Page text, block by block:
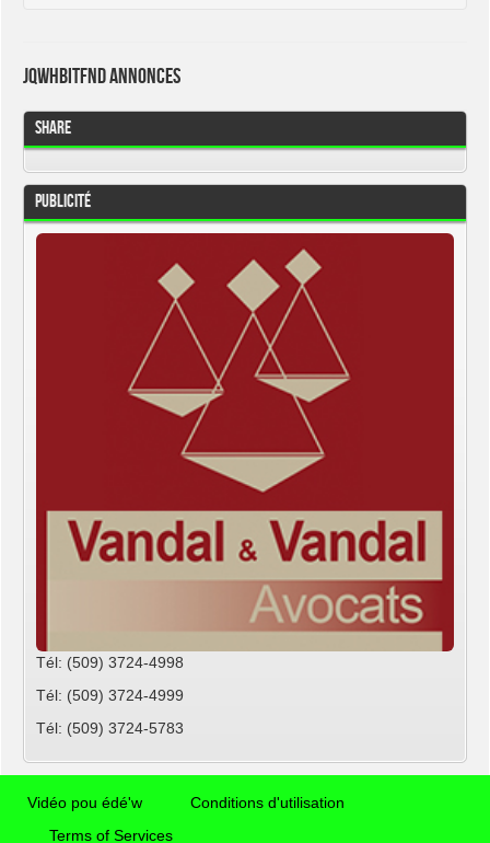
jqwhbitfnd Annonces
Share
Publicité
Tél: (509) 3724-4998
Tél: (509) 3724-4999
Tél: (509) 3724-5783
Vidéo pou édé'w
Conditions d'utilisation
Terms of Services